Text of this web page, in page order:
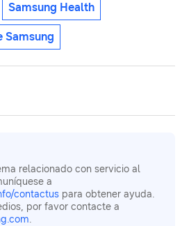
Samsung Health
Samsung
relacionado con servicio al
a
contactus para obtener ayuda.
por favor contacte a
.